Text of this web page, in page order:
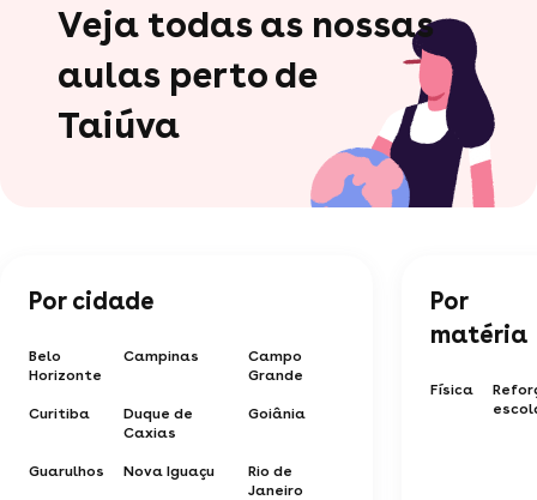
Veja todas as nossas
aulas perto de
Taiúva
Por cidade
Belo
Horizonte
Campinas
Campo
Grande
Curitiba
Duque de
Caxias
Goiânia
Guarulhos Nova Iguaçu
Rio de
Janeiro
Por
matéria
Física